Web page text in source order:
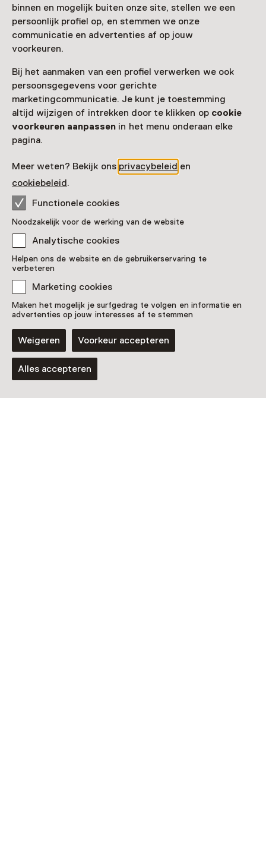
binnen en mogelijk buiten onze site, stellen we een
persoonlijk profiel op, en stemmen we onze
communicatie en advertenties af op jouw
voorkeuren.
Bij het aanmaken van een profiel verwerken we ook
persoonsgegevens voor gerichte
marketingcommunicatie. Je kunt je toestemming
altijd wijzigen of intrekken door te klikken op cookie
voorkeuren aanpassen in het menu onderaan elke
pagina.
Meer weten? Bekijk ons privacybeleid en
cookiebeleid.
Functionele cookies
Noodzakelijk voor de werking van de website
Analytische cookies
Helpen ons de website en de gebruikerservaring te
verbeteren
Marketing cookies
Maken het mogelijk je surfgedrag te volgen en informatie en
advertenties op jouw interesses af te stemmen
Weigeren Voorkeur accepteren
Alles accepteren
Toon beschikbaarheid
Locatie
Oudevaartsgat 8
1671 HM Medemblik
Route plannenOpent in een nieuw tabblad
0227 - 54 19 60
Vandaag open van 11:00 tot 17:00 uur
Zien & doen in Kasteel
Radboud
Activiteit